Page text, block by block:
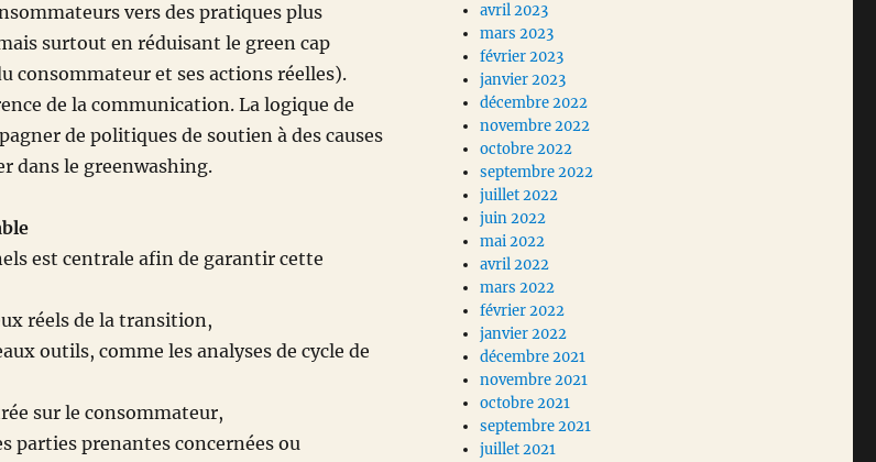
vers des pratiques plus
surtout en réduisant le green cap
consommateur et ses actions réelles).
de la communication. La logique de
de politiques de soutien à des causes
dans le greenwashing.
est centrale afin de garantir cette
réels de la transition,
outils, comme les analyses de cycle de
sur le consommateur,
parties prenantes concernées ou
avril 2023
mars 2023
février 2023
janvier 2023
décembre 2022
novembre 2022
octobre 2022
septembre 2022
juillet 2022
juin 2022
mai 2022
avril 2022
mars 2022
février 2022
janvier 2022
décembre 2021
novembre 2021
octobre 2021
septembre 2021
juillet 2021